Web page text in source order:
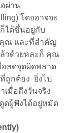
ผ่าน
โดยอาจจะ
ได้ขึ้นอยู่กับ
คุณ และที่สำคัญ
วด้วยหละก็ คุณ
อลดจุดผิดพลาด
ถูกต้อง ยิ่งไป
มื่อถึงวันจริง
ดผู้ฟังได้อยู่หมัด